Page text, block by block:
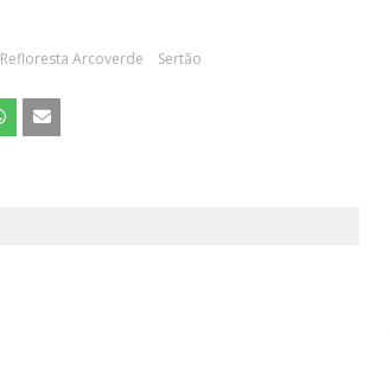
Refloresta Arcoverde Sertão